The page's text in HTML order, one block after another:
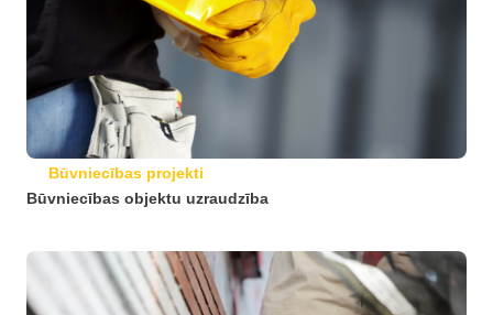
Būvniecības projekti
Būvniecības objektu uzraudzība